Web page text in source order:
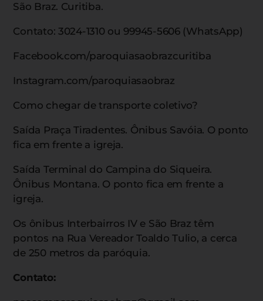
São Braz. Curitiba.
Contato: 3024-1310 ou 99945-5606 (WhatsApp)
Facebook.com/paroquiasaobrazcuritiba
Instagram.com/paroquiasaobraz
Como chegar de transporte coletivo?
Saída Praça Tiradentes. Ônibus Savóia. O ponto
fica em frente a igreja.
Saída Terminal do Campina do Siqueira.
Ônibus Montana. O ponto fica em frente a
igreja.
Os ônibus Interbairros IV e São Braz têm
pontos na Rua Vereador Toaldo Tulio, a cerca
de 250 metros da paróquia.
Contato: